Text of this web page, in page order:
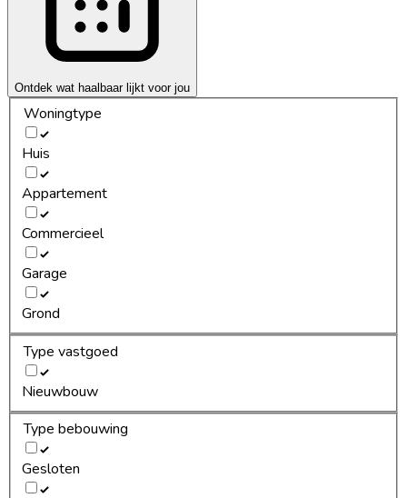
Ontdek wat haalbaar lijkt voor jou
Woningtype
Huis
Appartement
Commercieel
Garage
Grond
Type vastgoed
Nieuwbouw
Type bebouwing
Gesloten